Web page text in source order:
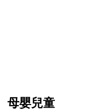
母嬰兒童